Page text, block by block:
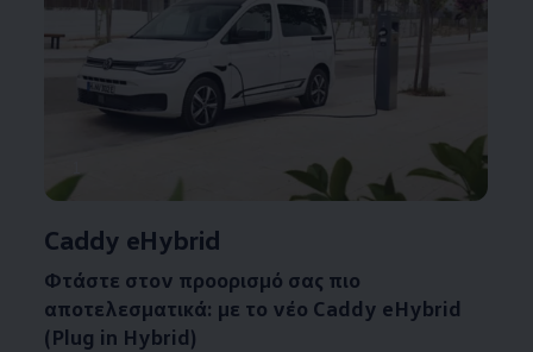
Caddy eHybrid
Φτάστε στον προορισμό σας πιο
αποτελεσματικά: με το νέο Caddy eHybrid
(Plug in Hybrid)